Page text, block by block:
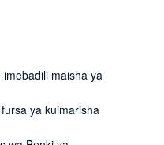
maisha ya
ya kuimarisha